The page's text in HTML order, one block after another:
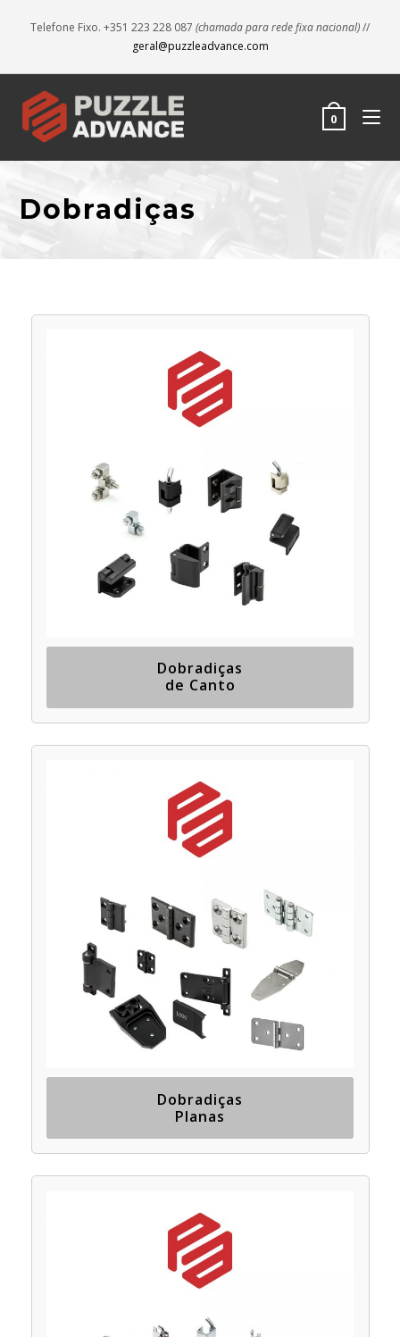
Telefone Fixo. +351 223 228 087 (chamada para rede fixa nacional)//
geral@puzzleadvance.com
0
Dobradiças
Dobradiças
de Canto
Dobradiças
Planas